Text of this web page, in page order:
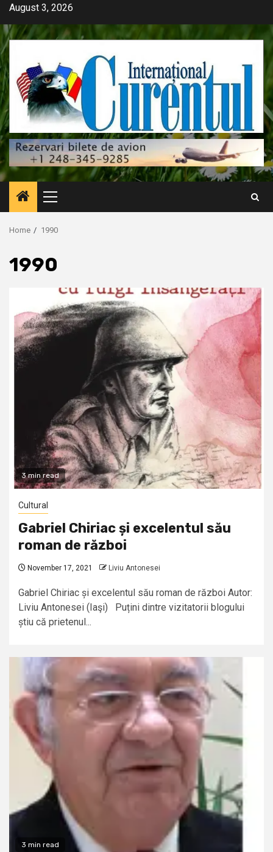
Skip
content
August 3, 2026
Primary
Menu
Home 1990
1990
3 min read
Cultural
Gabriel Chiriac și excelentul său
roman de război
November 17, 2021 Liviu Antonesei
Gabriel Chiriac și excelentul său roman de război Autor:
Liviu Antonesei (Iaşi) Puțini dintre vizitatorii blogului
știu că prietenul...
3 min read